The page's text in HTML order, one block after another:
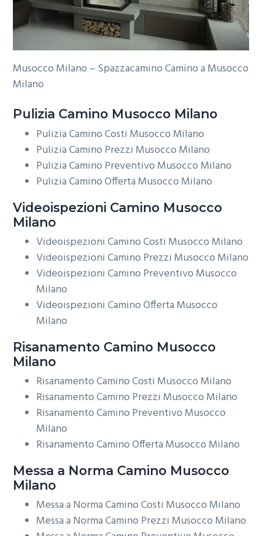
Musocco Milano – Spazzacamino Camino a Musocco
Milano
Pulizia Camino Musocco Milano
Pulizia Camino Costi Musocco Milano
Pulizia Camino Prezzi Musocco Milano
Pulizia Camino Preventivo Musocco Milano
Pulizia Camino Offerta Musocco Milano
Videoispezioni Camino Musocco
Milano
Videoispezioni Camino Costi Musocco Milano
Videoispezioni Camino Prezzi Musocco Milano
Videoispezioni Camino Preventivo Musocco
Milano
Videoispezioni Camino Offerta Musocco
Milano
Risanamento Camino Musocco
Milano
Risanamento Camino Costi Musocco Milano
Risanamento Camino Prezzi Musocco Milano
Risanamento Camino Preventivo Musocco
Milano
Risanamento Camino Offerta Musocco Milano
Messa a Norma Camino Musocco
Milano
Messa a Norma Camino Costi Musocco Milano
Messa a Norma Camino Prezzi Musocco Milano